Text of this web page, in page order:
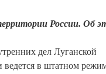
России. Об
дел Луганской
в штатном